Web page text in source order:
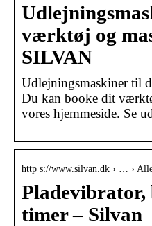
værktøj og
SILVAN
Udlejningsmaskiner til
Du kan booke dit
vores hjemmeside. Se
http s://www.silvan.dk › … ›
Pladevibrator,
timer – Silvan